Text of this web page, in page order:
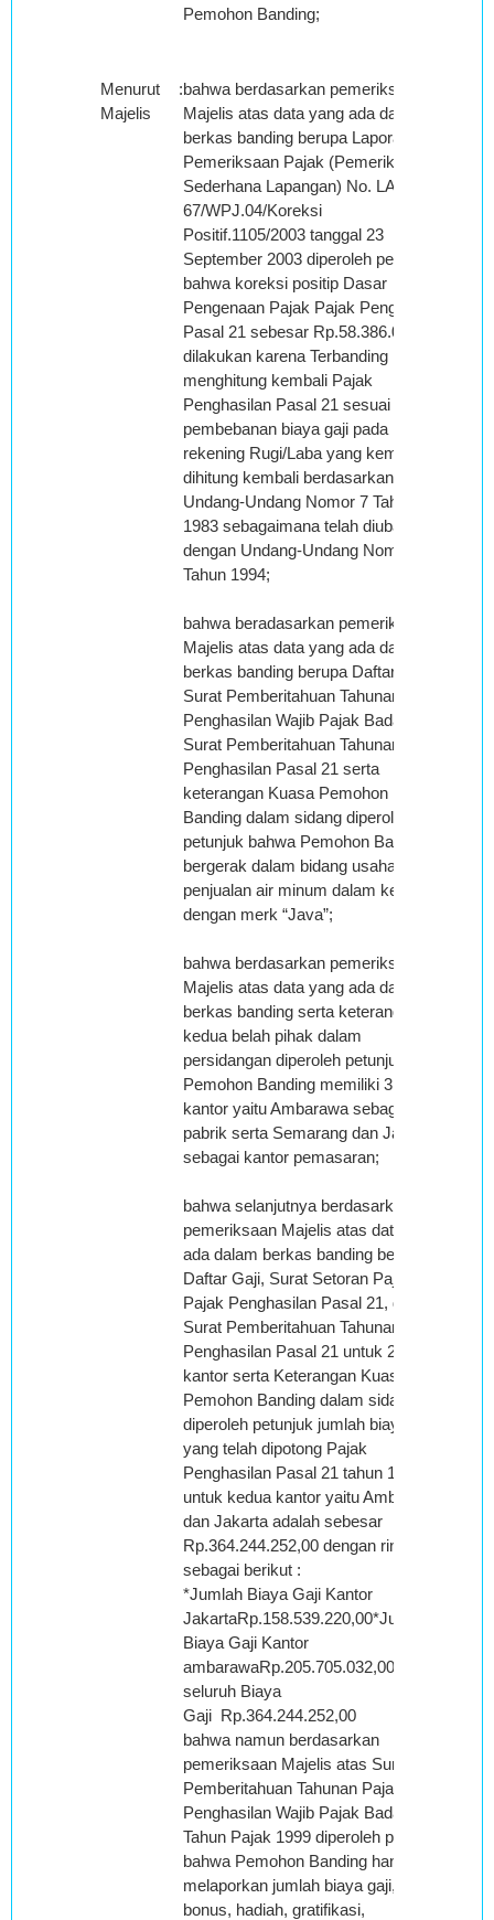
Pemohon Banding;
Menurut
Majelis
:bahwa berdasarkan pemeriksaan
Majelis atas data yang ada dalam
berkas banding berupa Laporan
Pemeriksaan Pajak (Pemeriksaan
Sederhana Lapangan) No. LAP-PSL
67/WPJ.04/Koreksi
Positif.1105/2003 tanggal 23
September 2003 diperoleh petunjuk
bahwa koreksi positip Dasar
Pengenaan Pajak Pajak Penghasilan
Pasal 21 sebesar Rp.58.386.038,00
dilakukan karena Terbanding
menghitung kembali Pajak
Penghasilan Pasal 21 sesuai dengan
pembebanan biaya gaji pada
rekening Rugi/Laba yang kemudian
dihitung kembali berdasarkan
Undang-Undang Nomor 7 Tahun
1983 sebagaimana telah diubah
dengan Undang-Undang Nomor 10
Tahun 1994;
bahwa beradasarkan pemeriksaan
Majelis atas data yang ada dalam
berkas banding berupa Daftar Gaji,
Surat Pemberitahuan Tahunan Pajak
Penghasilan Wajib Pajak Badan,
Surat Pemberitahuan Tahunan Pajak
Penghasilan Pasal 21 serta
keterangan Kuasa Pemohon
Banding dalam sidang diperoleh
petunjuk bahwa Pemohon Banding
bergerak dalam bidang usaha
penjualan air minum dalam kemasan
dengan merk “Java”;
bahwa berdasarkan pemeriksaan
Majelis atas data yang ada dalam
berkas banding serta keterangan
kedua belah pihak dalam
persidangan diperoleh petunjuk
Pemohon Banding memiliki 3 (tiga)
kantor yaitu Ambarawa sebagai
pabrik serta Semarang dan Jakarta
sebagai kantor pemasaran;
bahwa selanjutnya berdasarkan
pemeriksaan Majelis atas data yang
ada dalam berkas banding berupa
Daftar Gaji, Surat Setoran Pajak
Pajak Penghasilan Pasal 21, dan
Surat Pemberitahuan Tahunan Pajak
Penghasilan Pasal 21 untuk 2 (dua)
kantor serta Keterangan Kuasa
Pemohon Banding dalam sidang
diperoleh petunjuk jumlah biaya gaji
yang telah dipotong Pajak
Penghasilan Pasal 21 tahun 1999
untuk kedua kantor yaitu Ambarawa
dan Jakarta adalah sebesar
Rp.364.244.252,00 dengan rincian
sebagai berikut :
*Jumlah Biaya Gaji Kantor
JakartaRp.158.539.220,00*Jumlah
Biaya Gaji Kantor
ambarawaRp.205.705.032,00Jumlah
seluruh Biaya
Gaji Rp.364.244.252,00
bahwa namun berdasarkan
pemeriksaan Majelis atas Surat
Pemberitahuan Tahunan Pajak
Penghasilan Wajib Pajak Badan
Tahun Pajak 1999 diperoleh petunjuk
bahwa Pemohon Banding hanya
melaporkan jumlah biaya gaji, upah,
bonus, hadiah, gratifikasi,